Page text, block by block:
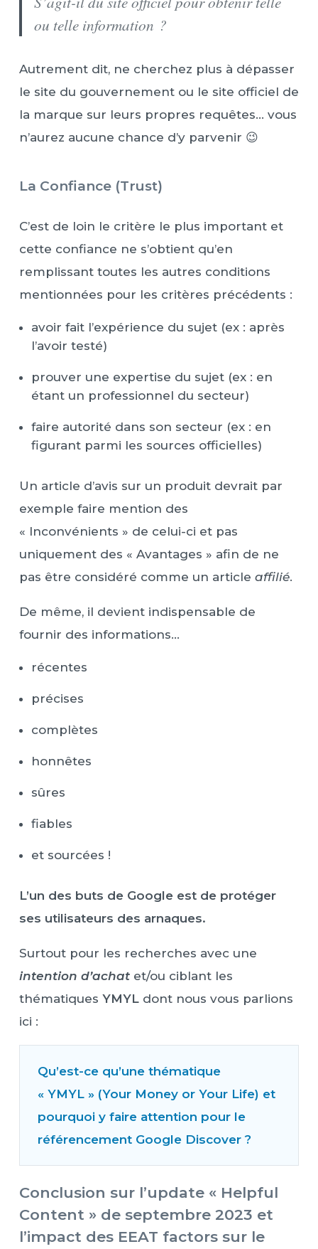
ou telle information ?
Autrement dit, ne cherchez plus à dépasser
le site du gouvernement ou le site officiel de
la marque sur leurs propres requêtes… vous
n’aurez aucune chance d’y parvenir 😉
La Confiance (Trust)
C’est de loin le critère le plus important et
cette confiance ne s’obtient qu’en
remplissant toutes les autres conditions
mentionnées pour les critères précédents :
avoir fait l’expérience du sujet (ex : après
l’avoir testé)
prouver une expertise du sujet (ex : en
étant un professionnel du secteur)
faire autorité dans son secteur (ex : en
figurant parmi les sources officielles)
Un article d’avis sur un produit devrait par
exemple faire mention des
« Inconvénients » de celui-ci et pas
uniquement des « Avantages » afin de ne
pas être considéré comme un article affilié.
De même, il devient indispensable de
fournir des informations…
récentes
précises
complètes
honnêtes
sûres
fiables
et sourcées !
L’un des buts de Google est de protéger
ses utilisateurs des arnaques.
Surtout pour les recherches avec une
intention d’achatet/ou ciblant les
thématiques YMYLdont nous vous parlions
ici :
Qu’est-ce qu’une thématique
« YMYL » (Your Money or Your Life) et
pourquoi y faire attention pour le
référencement Google Discover ?
Conclusion sur l’update « Helpful
Content » de septembre 2023 et
l’impact des EEAT factors sur le